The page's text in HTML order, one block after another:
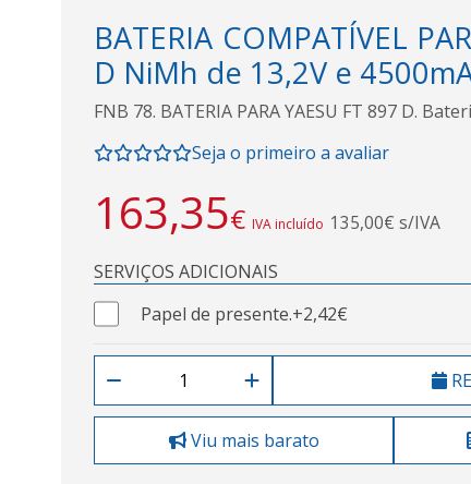
BATERIA COMPATÍVEL
D NiMh de 13,2V e
FNB 78. BATERIA PARA YAESU FT 897 D.
Seja o primeiro a avaliar
163,35€ IVA incluído 135,00€ s/IVA
SERVIÇOS ADICIONAIS
Papel de presente.+2,42€
Viu mais barato